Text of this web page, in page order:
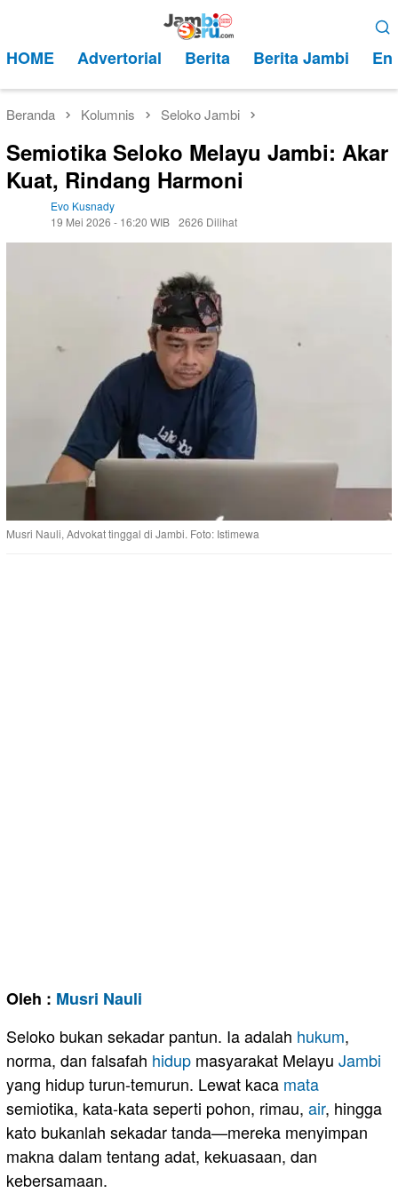
kontenMobile
HOME Advertorial Berita Berita Jambi
Beranda Kolumnis Seloko Jambi
Semiotika Seloko Melayu Jambi: Akar
Kuat, Rindang Harmoni
Evo Kusnady
19 Mei 2026 - 16:20 WIB 2626 Dilihat
Musri Nauli, Advokat tinggal di Jambi. Foto: Istimewa
Oleh : Musri Nauli
Seloko bukan sekadar pantun. Ia adalah hukum,
norma, dan falsafah hidup masyarakat Melayu Jambi
yang hidup turun-temurun. Lewat kaca mata
semiotika, kata-kata seperti pohon, rimau, air, hingga
kato bukanlah sekadar tanda—mereka menyimpan
makna dalam tentang adat, kekuasaan, dan
kebersamaan.